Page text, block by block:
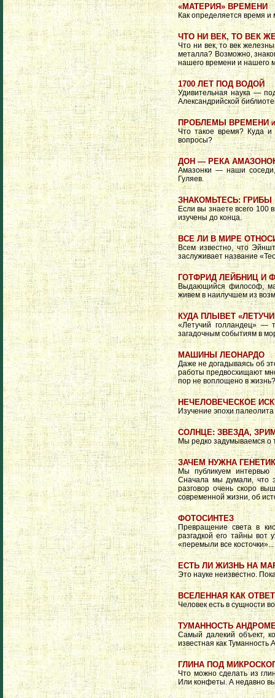
«МАТЕРИЯ» ВРЕМЕНИ
Как определяется время и
ЧТО НИ ВЕК, ТО ВЕК
Что ни век, то век
металла? Возможно,
нашего времени и нашего
1700 ЛЕТ ПОД ВОДОЙ
Удивительная наука —
Александрийской
ПРОБЛЕМЫ ВРЕМЕНИ
Что такое время? Куда и
вопросы?
ДОН — РЕКА
Амазонки — наши
Гуляев.
ЗНАКОМЬТЕСЬ: ГРИБЫ
Если вы знаете всего 100
изучены до конца.
ВСЕ ЛИ В МИРЕ
Всем известно, что
заслуживает название
ГОТФРИД ЛЕЙБНИЦ И
Выдающийся философ,
живем в наилучшем из
КУДА ПЛЫВЕТ
«Летучий голландец» —
загадочным событиям в
МАШИНЫ ЛЕОНАРДО
Даже не догадываясь об
работы предвосхищают
пор не воплощено в жизнь?
НЕЧЕЛОВЕЧЕСКОЕ
Изучение эпохи
СОЛНЦЕ: ЗВЕЗДА,
Мы редко задумываемся о
ЗАЧЕМ НУЖНА
Мы публикуем интервью
Сначала мы думали, что
разговор очень скоро
современной жизни, об
ФОТОСИНТЕЗ
Превращение света в
разгадкой его тайны вот
«перемыли все
ЕСТЬ ЛИ ЖИЗНЬ НА
Это науке неизвестно.
ВСЕЛЕННАЯ КАК ОТВЕТ
Человек есть в сущности
ТУМАННОСТЬ
Самый далекий объект,
известная как
ГЛИНА ПОД
Что можно сделать из
Или конфеты. А недавно